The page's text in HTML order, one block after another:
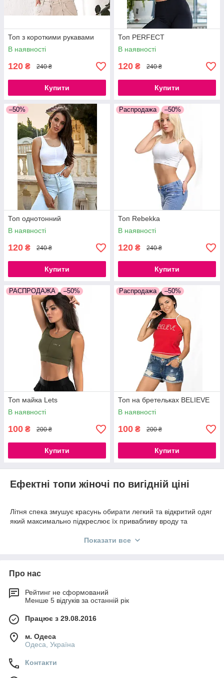
Топ з короткими рукавами
В наявності
120 ₴ 240 ₴
Купити
Топ PERFECT
В наявності
120 ₴ 240 ₴
Купити
–50%
Топ однотонний
В наявності
120 ₴ 240 ₴
Купити
Распродажа –50%
Топ Rebekka
В наявності
120 ₴ 240 ₴
Купити
РАСПРОДАЖА –50%
Топ майка Lets
В наявності
100 ₴ 200 ₴
Купити
Распродажа –50%
Топ на бретельках BELIEVE
В наявності
100 ₴ 200 ₴
Купити
Ефектні топи жіночі по вигідній ціні
Літня спека змушує красунь обирати легкий та відкритий одяг
який максимально підкреслює їх привабливу вроду та
жіночі мають високий попит. Їх можна носити з шортами,
постачання жіночих топів оптом та роздріб дешево. Купуйте у
прямого виробника й отримайте додатковий прибуток вид
роздрібного перепродажу якісного вбрання.
Різновиди топів жіночих
Модельна лінійка жіночих топів оптом або роздріб,
складається з виробів наступних видів:
з втаєними короткими рукавами;
з коміром типу сорочки;
Показати все
Про нас
Рейтинг не сформований
Менше 5 відгуків за останній рік
Працює з 29.08.2016
м. Одеса
Одеса, Україна
Контакти